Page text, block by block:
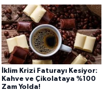
İklim Krizi Faturayı Kesiyor:
Kahve ve Çikolataya %100
Zam Yolda!